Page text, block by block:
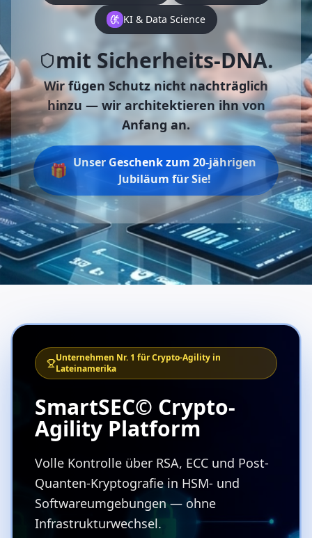
KI & Data Science
mit Sicherheits-DNA.
Wir fügen Schutz nicht nachträglich
hinzu — wir architektieren ihn von
Anfang an.
🎁 Unser Geschenk zum 20-jährigen
Jubiläum für Sie!
Unternehmen Nr. 1 für Crypto-Agility in
Lateinamerika
SmartSEC© Crypto-
Agility Platform
Volle Kontrolle über RSA, ECC und Post-
Quanten-Kryptografie in HSM- und
Softwareumgebungen — ohne
Infrastrukturwechsel.